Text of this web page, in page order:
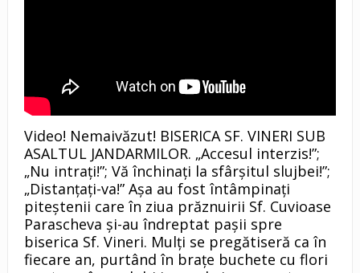
Video! Nemaivăzut! BISERICA SF. VINERI SUB
ASALTUL JANDARMILOR. „Accesul interzis!”;
„Nu intrați!”; Vă închinați la sfârșitul slujbei!”;
„Distanțați-va!” Așa au fost întâmpinați
piteștenii care în ziua prăznuirii Sf. Cuvioase
Parascheva și-au îndreptat pașii spre
biserica Sf. Vineri. Mulți se pregătiseră ca în
fiecare an, purtând în brațe buchete cu flori